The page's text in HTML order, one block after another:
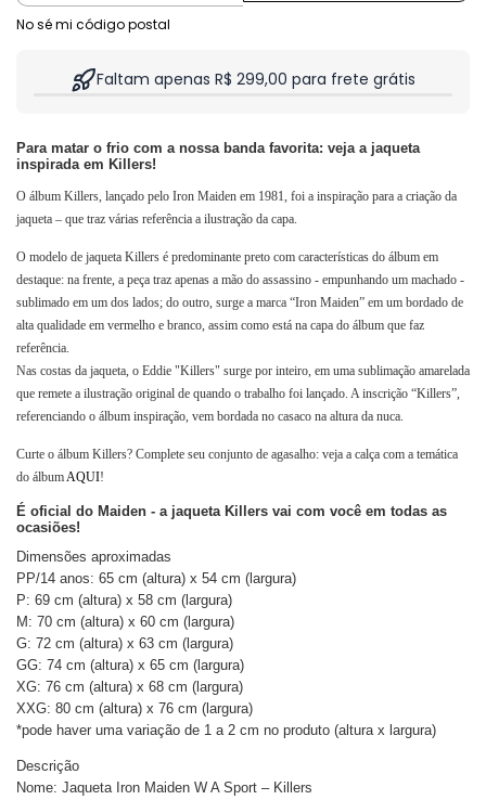
No sé mi código postal
Faltam apenas R$ 299,00 para frete grátis
Para matar o frio com a nossa banda favorita: veja a jaqueta
inspirada em Killers!
O álbum Killers, lançado pelo Iron Maiden em 1981, foi a inspiração para a criação da
jaqueta – que traz várias referência a ilustração da capa.
O modelo de jaqueta Killers é predominante preto com características do álbum em
destaque: na frente, a peça traz apenas a mão do assassino - empunhando um machado -
sublimado em um dos lados; do outro, surge a marca “Iron Maiden” em um bordado de
alta qualidade em vermelho e branco, assim como está na capa do álbum que faz
referência.
Nas costas da jaqueta, o Eddie "Killers" surge por inteiro, em uma sublimação amarelada
que remete a ilustração original de quando o trabalho foi lançado. A inscrição “Killers”,
referenciando o álbum inspiração, vem bordada no casaco na altura da nuca.
Curte o álbum Killers? Complete seu conjunto de agasalho: veja a calça com a temática
do álbum AQUI!
É oficial do Maiden - a jaqueta Killers vai com você em todas as
ocasiões!
Dimensões aproximadas
PP/14 anos: 65 cm (altura) x 54 cm (largura)
P: 69 cm (altura) x 58 cm (largura)
M: 70 cm (altura) x 60 cm (largura)
G: 72 cm (altura) x 63 cm (largura)
GG: 74 cm (altura) x 65 cm (largura)
XG: 76 cm (altura) x 68 cm (largura)
XXG: 80 cm (altura) x 76 cm (largura)
*pode haver uma variação de 1 a 2 cm no produto (altura x largura)
Descrição
Nome: Jaqueta Iron Maiden W A Sport – Killers